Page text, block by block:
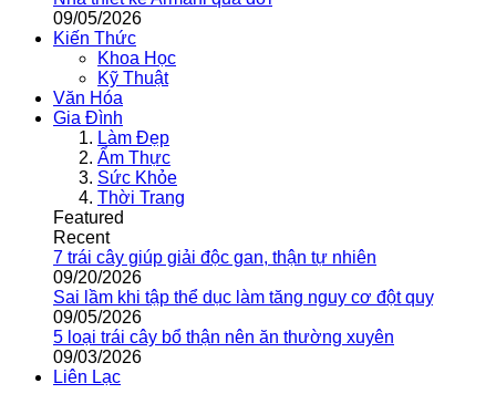
09/05/2026
Kiến Thức
Khoa Học
Kỹ Thuật
Văn Hóa
Gia Đình
Làm Đẹp
Ẩm Thực
Sức Khỏe
Thời Trang
Featured
Recent
7 trái cây giúp giải độc gan, thận tự nhiên
09/20/2026
Sai lầm khi tập thể dục làm tăng nguy cơ đột quỵ
09/05/2026
5 loại trái cây bổ thận nên ăn thường xuyên
09/03/2026
Liên Lạc